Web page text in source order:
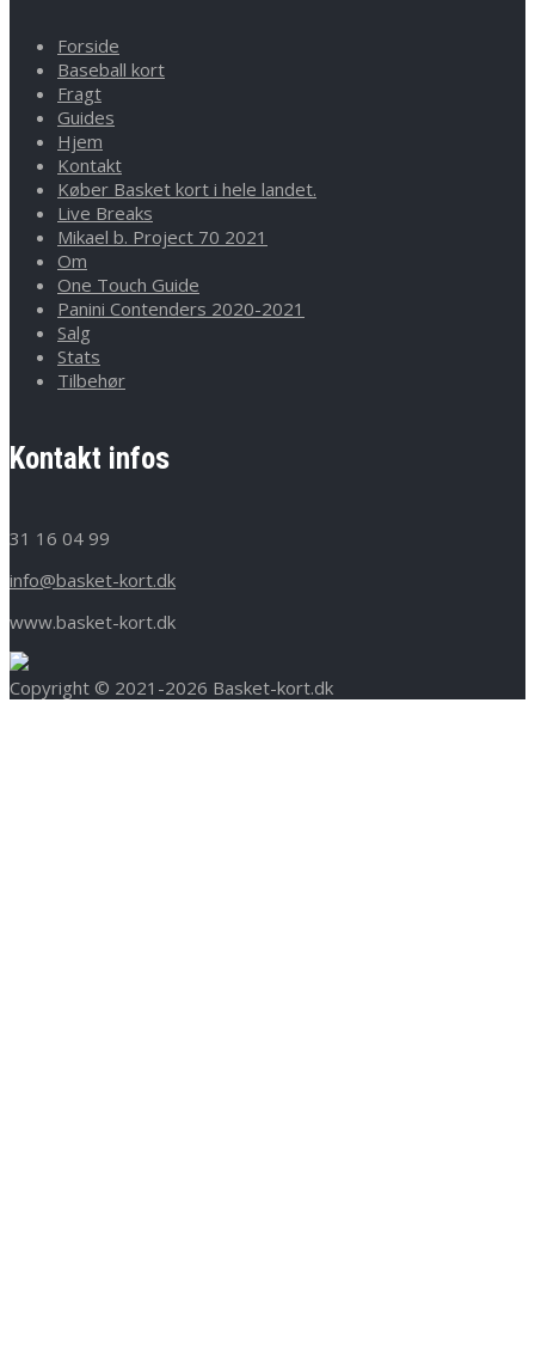
Forside
Baseball kort
Fragt
Guides
Hjem
Kontakt
Køber Basket kort i hele landet.
Live Breaks
Mikael b. Project 70 2021
Om
One Touch Guide
Panini Contenders 2020-2021
Salg
Stats
Tilbehør
Kontakt infos
31 16 04 99
info@basket-kort.dk
www.basket-kort.dk
Copyright © 2021-2026 Basket-kort.dk